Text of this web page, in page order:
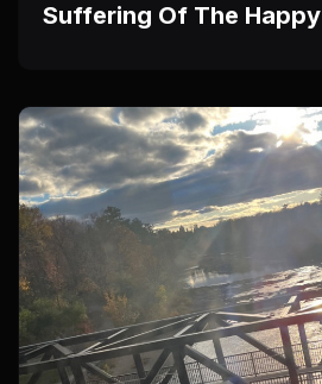
Suffering Of The Happy